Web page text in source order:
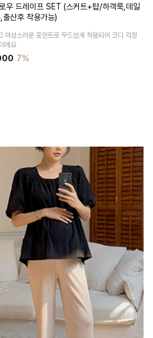
우 드레이프 SET (스커트+탑/하객룩,데일
산후 착용가능)
여성스러운 포인트로 무드있게 착용되어 코디 걱정
에요
7%